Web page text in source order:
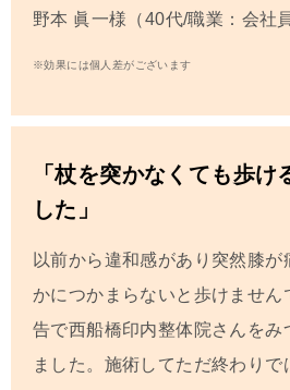
野本 眞一様（40代/職業：会社員
※効果には個人差がございます
「杖を突かなくても歩け
した」
以前から違和感があり突然膝
かにつかまらないと歩けません
告で西船橋印内整体院さんをみ
ました。施術してただ終わりで